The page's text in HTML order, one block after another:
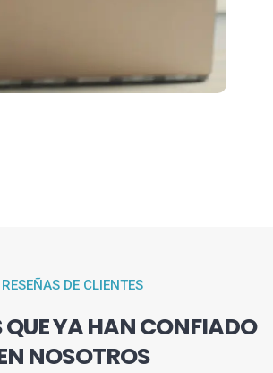
RESEÑAS DE CLIENTES
QUE YA HAN CONFIADO
NOSOTROS